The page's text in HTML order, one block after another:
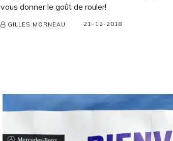
vous donner le goût de rouler!
GILLES MORNEAU 21-12-2018